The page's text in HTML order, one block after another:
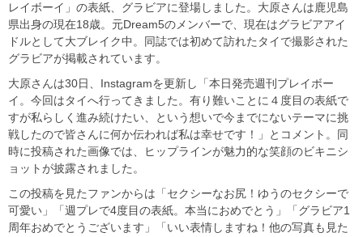
レイボーイ」の表紙、グラビアに登場しました。大原さんは鹿児島
県出身の現在18歳。元Dream5のメンバーで、現在はグラビアアイ
ドルとして大ブレイク中。同誌では初めて訪れたタイで撮影された
グラビアが掲載されています。
大原さんは30日、Instagramを更新し「本日発売週刊プレイボー
イ。今回はタイへ行ってきました。有り難いことに４度目の表紙で
すが私らしく進み続けたい、という想いで今までにないテーマに挑
戦したので皆さんに何か伝われば私は幸せです！」とコメント。同
時に投稿された画像では、ヒップラインが魅力的な笑顔のビキニシ
ョットが披露されました。
この投稿を見たファンからは「セクシーなお尻！ゆうのセクシーで
可愛い」「週プレで4度目の表紙。本当におめでとう」「グラビア1
周年おめでとうございます」「いい表情しますね！他の写真も見た